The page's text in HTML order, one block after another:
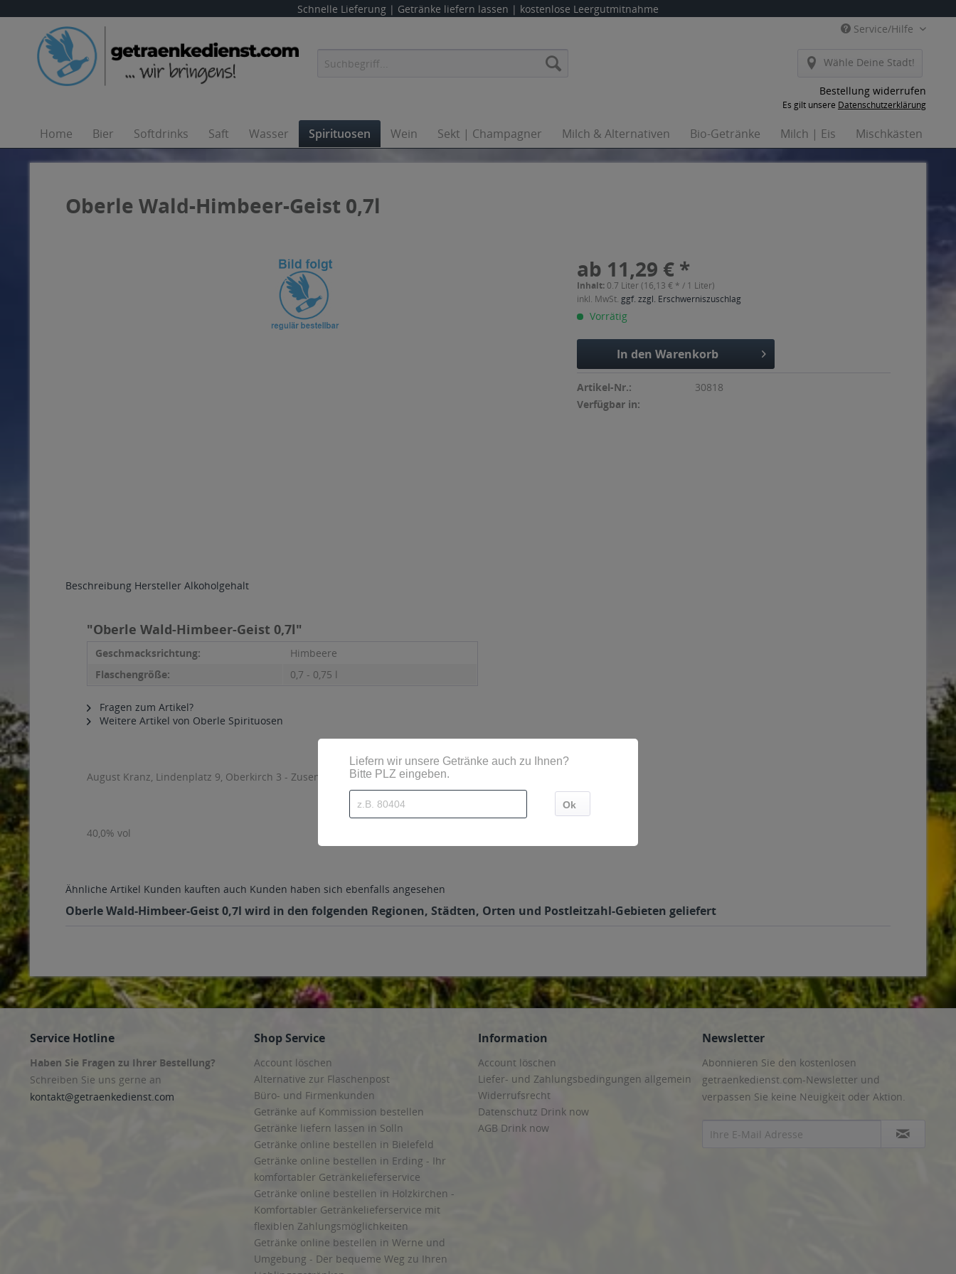
Schnelle Lieferung | Getränke liefern lassen | kostenlose Leergutmitnahme
Service/Hilfe
Wähle Deine Stadt!
Bestellung widerrufen
Es gilt unsere Datenschutzerklärung
Home Bier Softdrinks Saft Wasser Spirituosen Wein Sekt | Champagner Milch & Alternativen Bio-Getränke Milch | Eis Mischkästen
Oberle Wald-Himbeer-Geist 0,7l
ab 11,29 € *
Inhalt: 0.7 Liter (16,13 € * / 1 Liter)
inkl. MwSt. ggf. zzgl. Erschwerniszuschlag
Vorrätig
In den Warenkorb
Artikel-Nr.:
30818
Verfügbar in:
Beschreibung Hersteller Alkoholgehalt
"Oberle Wald-Himbeer-Geist 0,7l"
Geschmacksrichtung:
Himbeere
Flaschengröße:
0,7 - 0,75 l
Fragen zum Artikel?
Weitere Artikel von Oberle Spirituosen
August Kranz, Lindenplatz 9, Oberkirch 3 - Zusenhofen
40,0% vol
Ähnliche Artikel Kunden kauften auch Kunden haben sich ebenfalls angesehen
Oberle Wald-Himbeer-Geist 0,7l wird in den folgenden Regionen, Städten, Orten und Postleitzahl-Gebieten geliefert
Service Hotline
Haben Sie Fragen zu Ihrer Bestellung?
Schreiben Sie uns gerne an
kontakt@getraenkedienst.com
Shop Service
Account löschen
Alternative zur Flaschenpost
Büro- und Firmenkunden
Getränke auf Kommission bestellen
Getränke liefern lassen in Solln
Getränke online bestellen in Bielefeld
Getränke online bestellen in Erding - Ihr
komfortabler Getränkelieferservice
Getränke online bestellen in Holzkirchen -
Komfortabler Getränkelieferservice mit
flexiblen Zahlungsmöglichkeiten
Getränke online bestellen in Werne und
Umgebung - Der bequeme Weg zu Ihren
Information
Account löschen
Liefer- und Zahlungsbedingungen allgemein
Widerrufsrecht
Datenschutz Drink now
AGB Drink now
Newsletter
Abonnieren Sie den kostenlosen
getraenkedienst.com-Newsletter und
verpassen Sie keine Neuigkeit oder Aktion.